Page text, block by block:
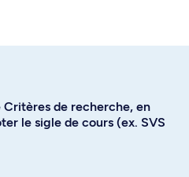
Critères de recherche, en
le sigle de cours (ex. SVS